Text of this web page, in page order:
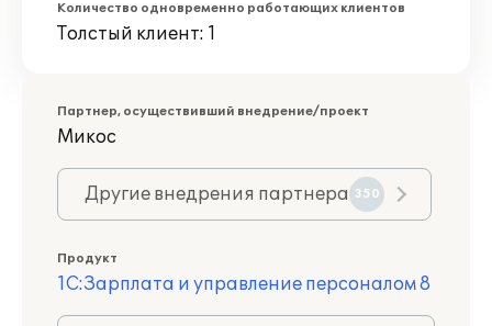
Количество одновременно работающих клиентов
Толстый клиент: 1
Партнер, осуществивший внедрение/проект
Микос
Другие внедрения партнера 350
Продукт
1С:Зарплата и управление персоналом 8